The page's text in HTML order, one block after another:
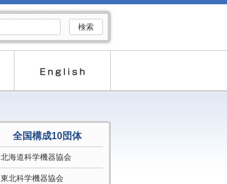
索:
全国構成10団体
北海道科学機器協会
東北科学機器協会